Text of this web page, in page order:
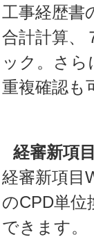
工事経歴書
合計計算、
ック。さら
重複確認も
経審新項
経審新項
のCPD単位
できます。